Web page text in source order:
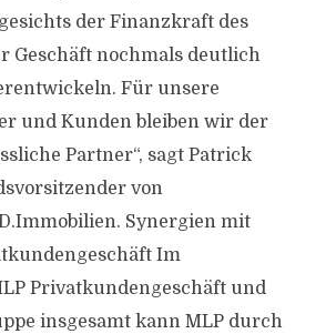
der Finanzkraft des
Geschäft nochmals deutlich
Für unsere
und Kunden bleiben wir der
Partner“, sagt Patrick
von
Synergien mit
Im
Privatkundengeschäft und
insgesamt kann MLP durch